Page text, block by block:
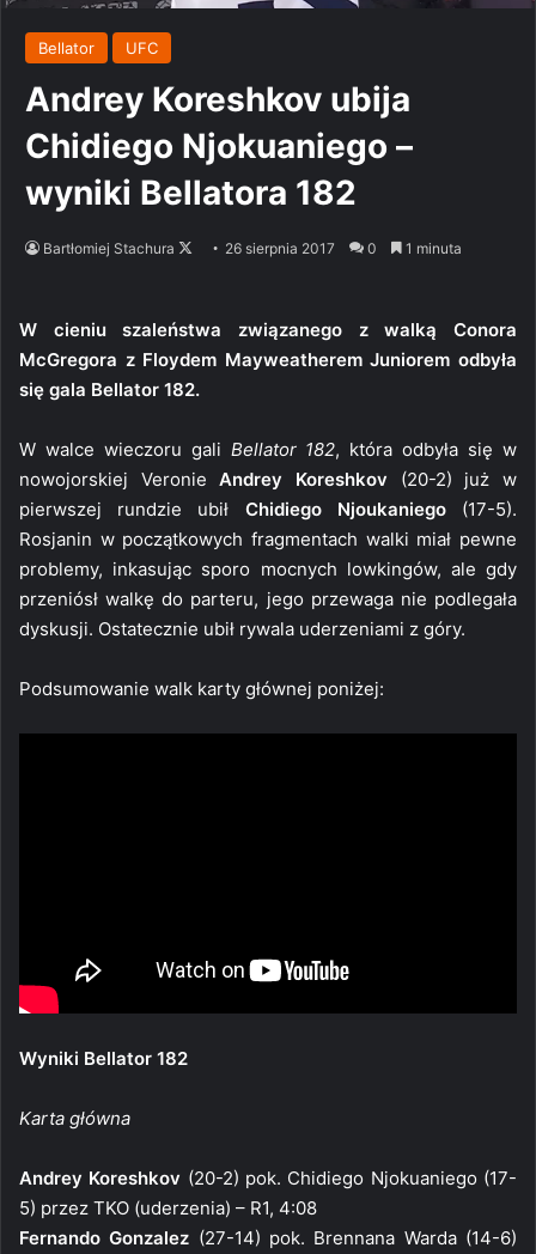
Bellator UFC
Andrey Koreshkov ubija
Chidiego Njokuaniego –
wyniki Bellatora 182
Bartłomiej Stachura
Follow26 sierpnia 2017 0 1 minuta
W cieniu szaleństwa związanego z walką Conora
McGregora z Floydem Mayweatherem Juniorem odbyła
się gala Bellator 182.
W walce wieczoru gali Bellator 182, która odbyła się w
nowojorskiej VeronieAndrey Koreshkov (20-2) już w
pierwszej rundzie ubił Chidiego Njoukaniego(17-5).
Rosjanin w początkowych fragmentach walki miał pewne
problemy, inkasując sporo mocnych lowkingów, ale gdy
przeniósł walkę do parteru, jego przewaga nie podlegała
dyskusji. Ostatecznie ubił rywala uderzeniami z góry.
Podsumowanie walk karty głównej poniżej:
Wyniki Bellator 182
Karta główna
Andrey Koreshkov (20-2) pok. Chidiego Njokuaniego (17-
5) przez TKO (uderzenia) – R1, 4:08
Fernando Gonzalez (27-14) pok. Brennana Warda (14-6)